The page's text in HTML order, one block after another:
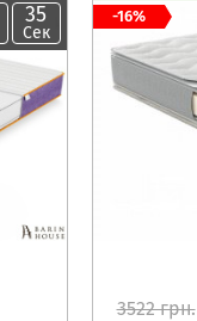
34
Сек
3522 грн.
-16%